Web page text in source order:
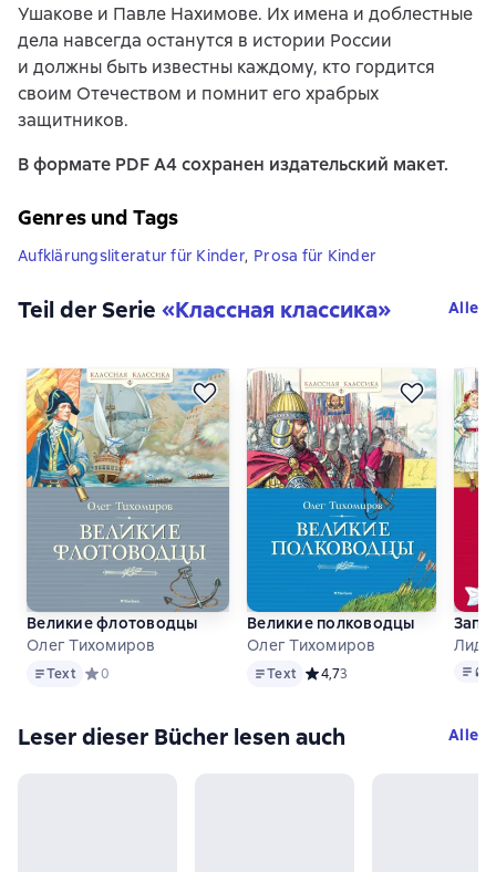
Ушакове и Павле Нахимове. Их имена и доблестные
дела навсегда останутся в истории России
и должны быть известны каждому, кто гордится
своим Отечеством и помнит его храбрых
защитников.
В формате PDF A4 сохранен издательский макет.
Genres und Tags
Aufklärungsliteratur für Kinder, Prosa für Kinder
Teil der Serie «Классная классика» Alle
Великие флотоводцы
Олег Тихомиров
TextText Средний рейтинг 0 на основе 0 оценок
0
Великие полководцы
Олег Тихомиров
TextText Средний рейтинг 4,7 на
4,73 Text
Leser dieser Bücher lesen auch Alle